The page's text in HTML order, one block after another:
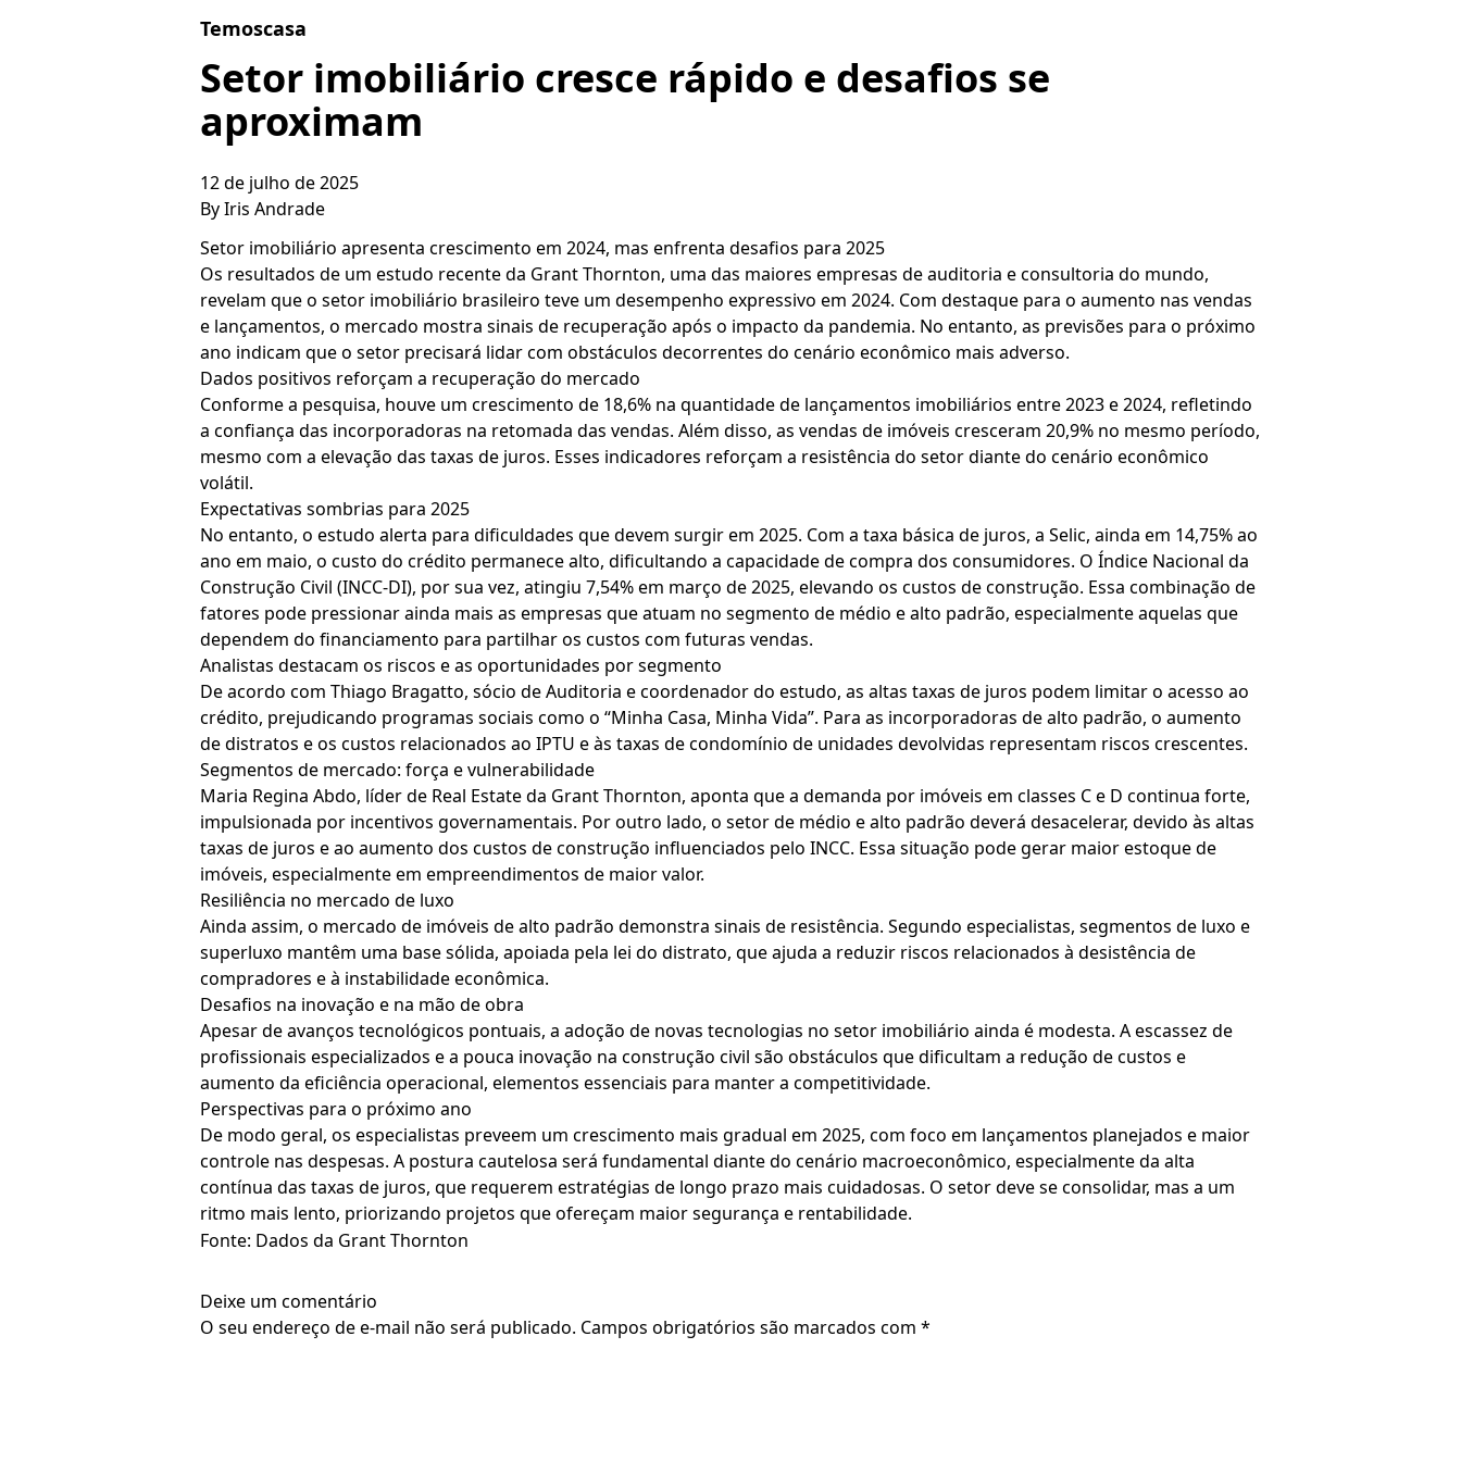
Temoscasa
Setor imobiliário cresce rápido e desafios se
aproximam
12 de julho de 2025
ByIris Andrade
Setor imobiliário apresenta crescimento em 2024, mas enfrenta desafios para 2025
Os resultados de um estudo recente da Grant Thornton, uma das maiores empresas de auditoria e consultoria do mundo,
revelam que o setor imobiliário brasileiro teve um desempenho expressivo em 2024. Com destaque para o aumento nas vendas
e lançamentos, o mercado mostra sinais de recuperação após o impacto da pandemia. No entanto, as previsões para o próximo
ano indicam que o setor precisará lidar com obstáculos decorrentes do cenário econômico mais adverso.
Dados positivos reforçam a recuperação do mercado
Conforme a pesquisa, houve um crescimento de 18,6% na quantidade de lançamentos imobiliários entre 2023 e 2024, refletindo
a confiança das incorporadoras na retomada das vendas. Além disso, as vendas de imóveis cresceram 20,9% no mesmo período,
mesmo com a elevação das taxas de juros. Esses indicadores reforçam a resistência do setor diante do cenário econômico
volátil.
Expectativas sombrias para 2025
No entanto, o estudo alerta para dificuldades que devem surgir em 2025. Com a taxa básica de juros, a Selic, ainda em 14,75% ao
ano em maio, o custo do crédito permanece alto, dificultando a capacidade de compra dos consumidores. O Índice Nacional da
Construção Civil (INCC-DI), por sua vez, atingiu 7,54% em março de 2025, elevando os custos de construção. Essa combinação de
fatores pode pressionar ainda mais as empresas que atuam no segmento de médio e alto padrão, especialmente aquelas que
dependem do financiamento para partilhar os custos com futuras vendas.
Analistas destacam os riscos e as oportunidades por segmento
De acordo com Thiago Bragatto, sócio de Auditoria e coordenador do estudo, as altas taxas de juros podem limitar o acesso ao
crédito, prejudicando programas sociais como o “Minha Casa, Minha Vida”. Para as incorporadoras de alto padrão, o aumento
de distratos e os custos relacionados ao IPTU e às taxas de condomínio de unidades devolvidas representam riscos crescentes.
Segmentos de mercado: força e vulnerabilidade
Maria Regina Abdo, líder de Real Estate da Grant Thornton, aponta que a demanda por imóveis em classes C e D continua forte,
impulsionada por incentivos governamentais. Por outro lado, o setor de médio e alto padrão deverá desacelerar, devido às altas
taxas de juros e ao aumento dos custos de construção influenciados pelo INCC. Essa situação pode gerar maior estoque de
imóveis, especialmente em empreendimentos de maior valor.
Resiliência no mercado de luxo
Ainda assim, o mercado de imóveis de alto padrão demonstra sinais de resistência. Segundo especialistas, segmentos de luxo e
superluxo mantêm uma base sólida, apoiada pela lei do distrato, que ajuda a reduzir riscos relacionados à desistência de
compradores e à instabilidade econômica.
Desafios na inovação e na mão de obra
Apesar de avanços tecnológicos pontuais, a adoção de novas tecnologias no setor imobiliário ainda é modesta. A escassez de
profissionais especializados e a pouca inovação na construção civil são obstáculos que dificultam a redução de custos e
aumento da eficiência operacional, elementos essenciais para manter a competitividade.
Perspectivas para o próximo ano
De modo geral, os especialistas preveem um crescimento mais gradual em 2025, com foco em lançamentos planejados e maior
controle nas despesas. A postura cautelosa será fundamental diante do cenário macroeconômico, especialmente da alta
contínua das taxas de juros, que requerem estratégias de longo prazo mais cuidadosas. O setor deve se consolidar, mas a um
ritmo mais lento, priorizando projetos que ofereçam maior segurança e rentabilidade.
Fonte: Dados da Grant Thornton
Deixe um comentário
O seu endereço de e-mail não será publicado. Campos obrigatórios são marcados com *